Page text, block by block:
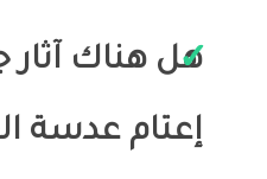
هل هناك آثار
إعتام عدسة